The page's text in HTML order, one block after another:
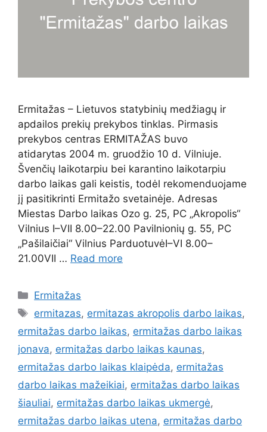
Ermitažas – Lietuvos statybinių medžiagų ir
apdailos prekių prekybos tinklas. Pirmasis
prekybos centras ERMITAŽAS buvo
atidarytas 2004 m. gruodžio 10 d. Vilniuje.
Švenčių laikotarpiu bei karantino laikotarpiu
darbo laikas gali keistis, todėl rekomenduojame
jį pasitikrinti Ermitažo svetainėje. Adresas
Miestas Darbo laikas Ozo g. 25, PC „Akropolis“
Vilnius I–VII 8.00–22.00 Pavilnionių g. 55, PC
„Pašilaičiai“ Vilnius ParduotuvėI–VI 8.00–
21.00VII … Read more
Ermitažas
ermitazas, ermitazas akropolis darbo laikas,
ermitažas darbo laikas, ermitažas darbo laikas
jonava, ermitažas darbo laikas kaunas,
ermitažas darbo laikas klaipėda, ermitažas
darbo laikas mažeikiai, ermitažas darbo laikas
šiauliai, ermitažas darbo laikas ukmergė,
ermitažas darbo laikas utena, ermitažas darbo